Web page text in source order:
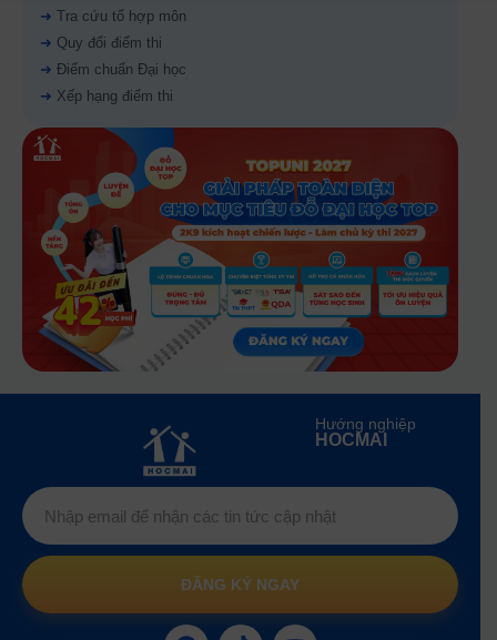
➜ Tra cứu tổ hợp môn
➜ Quy đổi điểm thi
➜ Điểm chuẩn Đại học
➜ Xếp hạng điểm thi
Hướng nghiệp
HOCMAI
ĐĂNG KÝ NGAY